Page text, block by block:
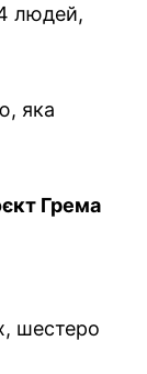
людей,
яка
Грема
шестеро